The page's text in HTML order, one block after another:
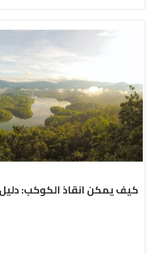
كيف يمكن انقاذ الكوكب: